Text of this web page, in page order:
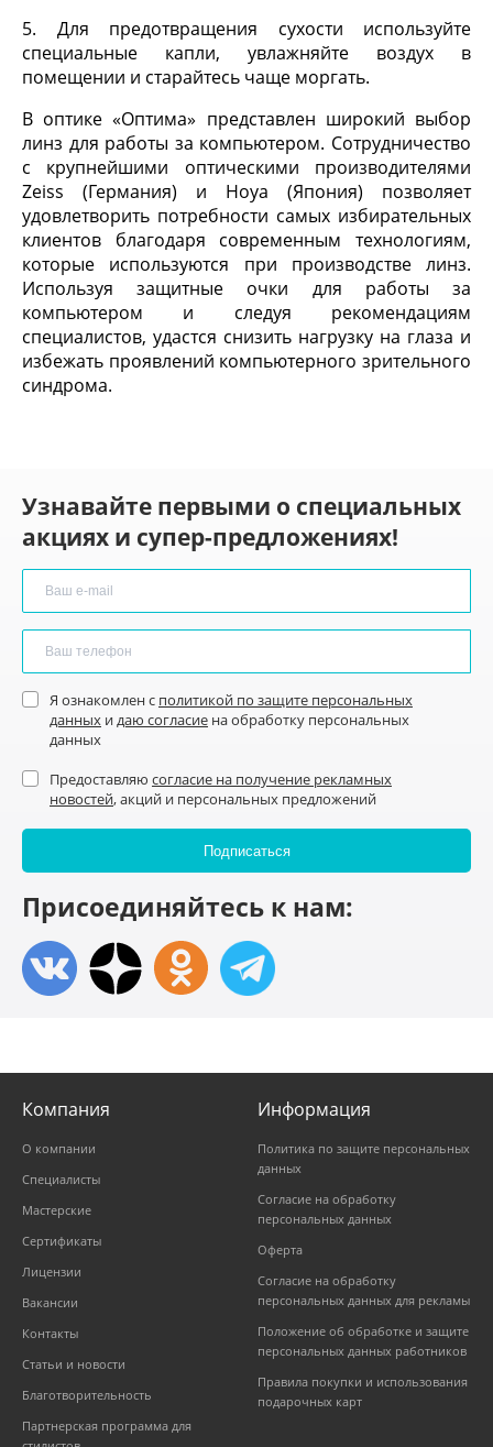
5. Для предотвращения сухости используйте
специальные капли, увлажняйте воздух в
помещении и старайтесь чаще моргать.
В оптике «Оптима» представлен широкий выбор
линз для работы за компьютером. Сотрудничество
с крупнейшими оптическими производителями
Zeiss (Германия) и Hoya (Япония) позволяет
удовлетворить потребности самых избирательных
клиентов благодаря современным технологиям,
которые используются при производстве линз.
Используя защитные очки для работы за
компьютером и следуя рекомендациям
специалистов, удастся снизить нагрузку на глаза и
избежать проявлений компьютерного зрительного
синдрома.
Узнавайте первыми о специальных
акциях и супер-предложениях!
Я ознакомлен с политикой по защите персональных
данных идаю согласие на обработку персональных
данных
Предоставляю согласие на получение рекламных
новостей, акций и персональных предложений
Присоединяйтесь к нам:
Компания
О компании
Специалисты
Мастерские
Сертификаты
Лицензии
Вакансии
Контакты
Статьи и новости
Благотворительность
Партнерская программа для
Информация
Политика по защите персональных
данных
Согласие на обработку
персональных данных
Оферта
Согласие на обработку
персональных данных для рекламы
Положение об обработке и защите
персональных данных работников
Правила покупки и использования
подарочных карт